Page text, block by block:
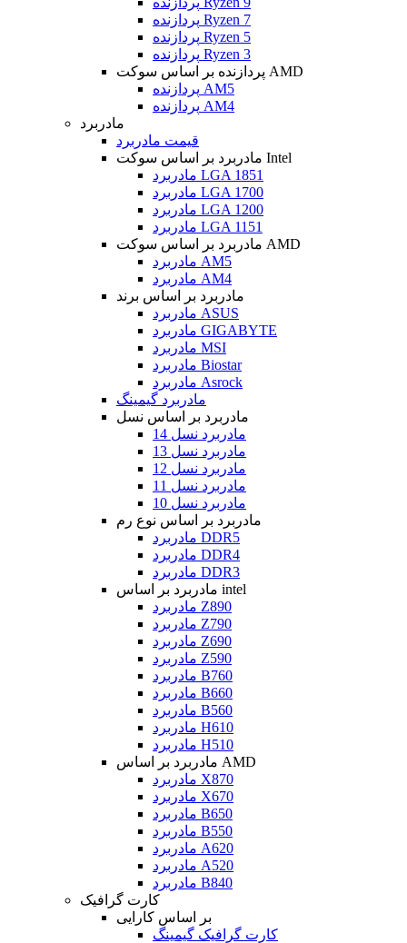
پردازنده Ryzen 7
پردازنده Ryzen 5
پردازنده Ryzen 3
پردازنده بر اساس سوکت AMD
پردازنده AM5
پردازنده AM4
مادربرد
قیمت مادربرد
مادربرد بر اساس سوکت Intel
مادربرد LGA 1851
مادربرد LGA 1700
مادربرد LGA 1200
مادربرد LGA 1151
مادربرد بر اساس سوکت AMD
مادربرد AM5
مادربرد AM4
مادربرد بر اساس برند
مادربرد ASUS
مادربرد GIGABYTE
مادربرد MSI
مادربرد Biostar
مادربرد Asrock
مادربرد گیمینگ
مادربرد بر اساس نسل
مادربرد نسل 14
مادربرد نسل 13
مادربرد نسل 12
مادربرد نسل 11
مادربرد نسل 10
مادربرد بر اساس نوع رم
مادربرد DDR5
مادربرد DDR4
مادربرد DDR3
مادربرد بر اساس intel
مادربرد Z890
مادربرد Z790
مادربرد Z690
مادربرد Z590
مادربرد B760
مادربرد B660
مادربرد B560
مادربرد H610
مادربرد H510
مادربرد بر اساس AMD
مادربرد X870
مادربرد X670
مادربرد B650
مادربرد B550
مادربرد A620
مادربرد A520
مادربرد B840
کارت گرافیک
بر اساس کارایی
کارت گرافیک گیمینگ